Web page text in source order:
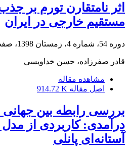
اثر نامتقارن تورم بر
مستقیم خارجی در ایران
دوره 54، شماره 4، زمستان 1398، صفحه
قادر صفرزاده، حسن خداویسی
مشاهده مقاله
اصل مقاله 914.72 K
بررسی رابطه بین جهانی
درآمدی: کاربردی از مدل
آستانه‌ای پانلی